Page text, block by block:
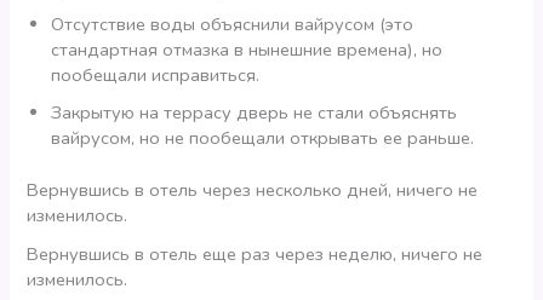
Отсутствие воды объяснили вайрусом (это
стандартная отмазка в нынешние времена), но
пообещали исправиться.
Закрытую на террасу дверь не стали объяснять
вайрусом, но не пообещали открывать ее раньше.
Вернувшись в отель через несколько дней, ничего не
изменилось.
Вернувшись в отель еще раз через неделю, ничего не
изменилось.